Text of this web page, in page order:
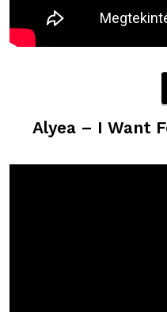
Alyea – I Want